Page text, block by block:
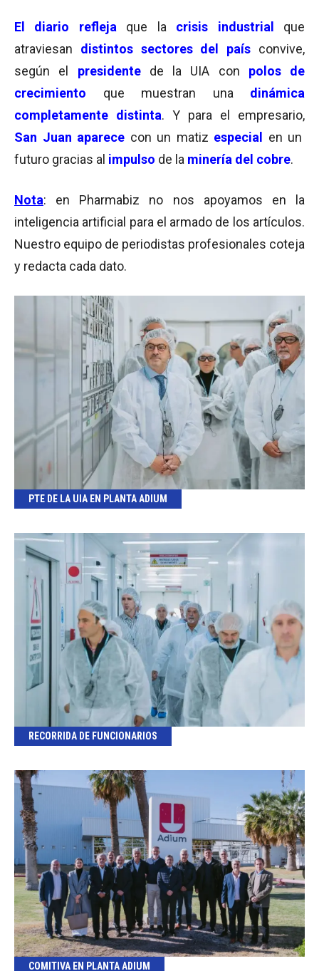
El diario refleja que la crisis industrial
que
atraviesan distintos sectores del país convive,
según el presidente de la UIA con polos de
crecimiento que muestran una dinámica
completamente distinta. Y para el empresario,
San Juan aparece con un matiz especial
en un
futuro gracias al impulso de la minería del cobre.
Nota: en Pharmabiz no nos apoyamos en la
inteligencia artificial para el armado de los artículos.
Nuestro equipo de periodistas profesionales coteja
y redacta cada dato.
PTE DE LA UIA EN PLANTA ADIUM
RECORRIDA DE FUNCIONARIOS
COMITIVA EN PLANTA ADIUM